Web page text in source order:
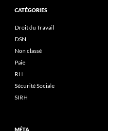
CATÉGORIES
Droit du Travail
DSN
Non classé
Paie
RH
Sécurité Sociale
SIRH
MÉTA